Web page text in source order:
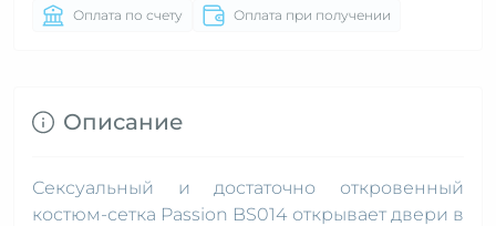
Оплата по счету
Оплата при получении
Описание
Сексуальный и достаточно откровенный
костюм-сетка Passion BS014 открывает двери в